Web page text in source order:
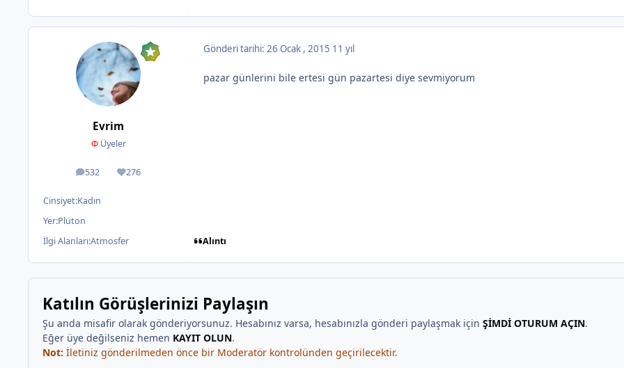
Evrim
ΦÜyeler
532
ileti 276
İtibar
Cinsiyet:Kadın
Yer:Plüton
İlgi Alanları:Atmosfer
Gönderi tarihi: 26 Ocak , 2015 11 yıl
pazar günlerini bile ertesi gün pazartesi diye sevmiyorum
Alıntı
Katılın Görüşlerinizi Paylaşın
Şu anda misafir olarak gönderiyorsunuz. Hesabınız varsa, hesabınızla gönderi paylaşmak için ŞİMDİ OTURUM AÇIN.
Eğer üye değilseniz hemen KAYIT OLUN.
Not: İletiniz gönderilmeden önce bir Moderatör kontrolünden geçirilecektir.